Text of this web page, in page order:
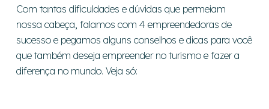
Com tantas dificuldades e dúvidas que permeiam
nossa cabeça, falamos com 4 empreendedoras de
sucesso e pegamos alguns conselhos e dicas para você
que também deseja empreender no turismo e fazer a
diferença no mundo. Veja só: